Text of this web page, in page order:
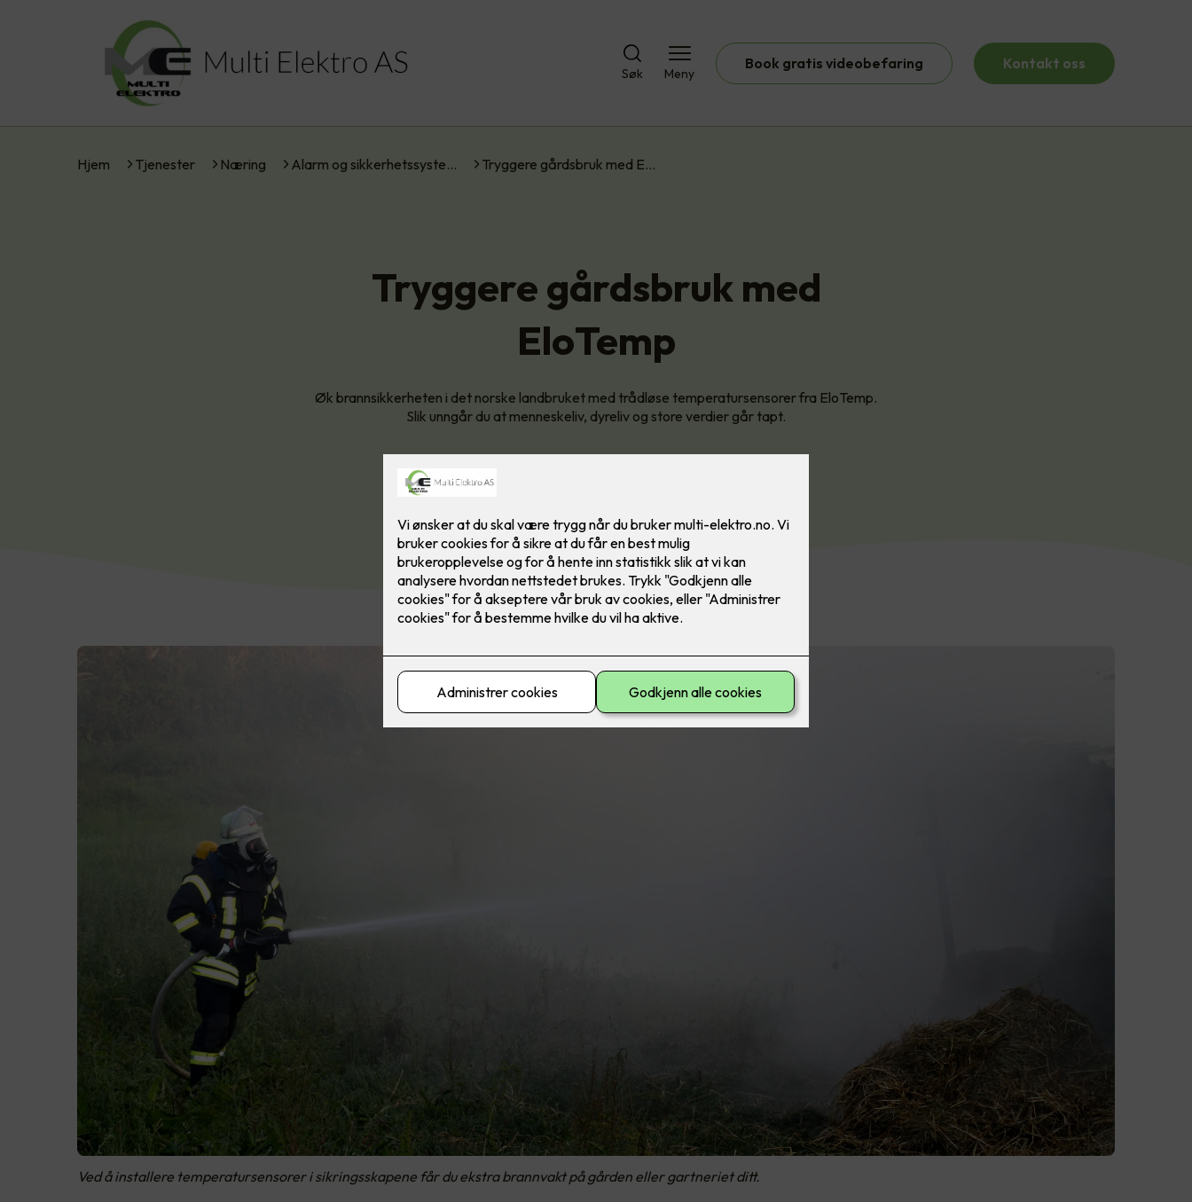
Søk Meny
Book gratis videobefaring Kontakt oss
Hjem Tjenester Næring Alarm og sikkerhetssyste… Tryggere gårdsbruk med E…
Tryggere gårdsbruk med
EloTemp
Øk brannsikkerheten i det norske landbruket med trådløse temperatursensorer fra EloTemp.
Slik unngår du at menneskeliv, dyreliv og store verdier går tapt.
Ved å installere temperatursensorer i sikringsskapene får du ekstra brannvakt på gården eller gartneriet ditt.